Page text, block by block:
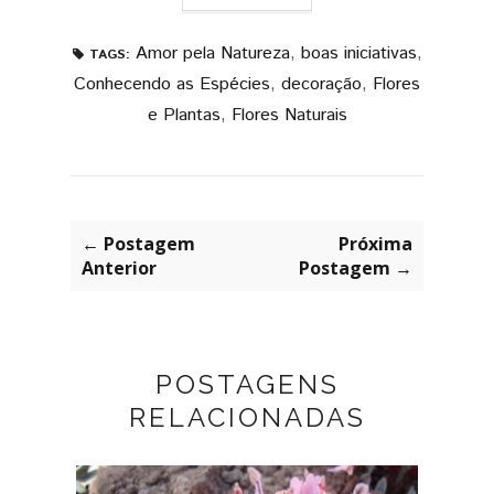
TAGS: Amor pela Natureza, boas iniciativas,
Conhecendo as Espécies, decoração, Flores
e Plantas, Flores Naturais
← Postagem
Anterior
Próxima
Postagem →
POSTAGENS
RELACIONADAS